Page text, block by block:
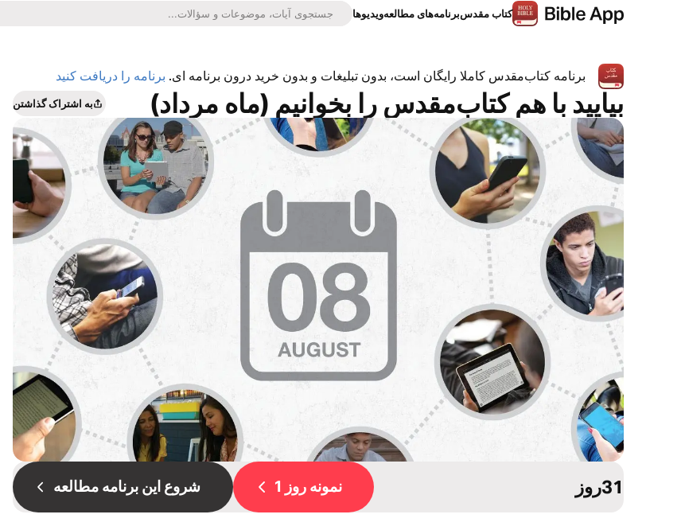
كتاب‌ مقدسبرنامه‌های مطالعهویدیوها
برنامه کتاب‌مقدس کاملا رایگان است، بدون تبلیغات و بدون خرید درون برنامه ای. برنامه را دریافت کنید
بیایید با هم کتاب‌مقدس را بخوانیم (ماه مرداد) به اشتراک گذاشتن
31روز نمونه روز 1 شروع این برنامه مطالعه